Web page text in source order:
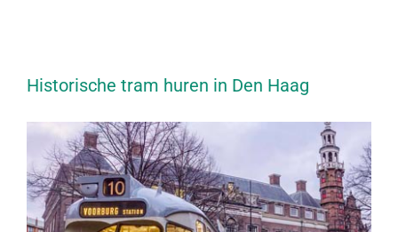
Historische tram huren in Den Haag